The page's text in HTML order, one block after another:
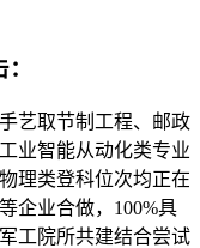
艺取节制工程、邮政
业智能从动化类专业
理类登科位次均正在
企业合做，100%具
工院所共建结合尝试